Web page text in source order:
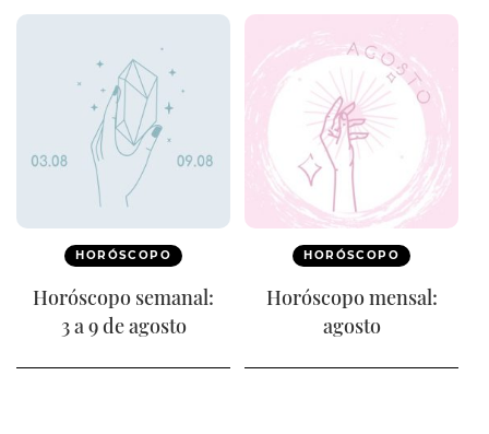
HORÓSCOPO
Horóscopo semanal:
3 a 9 de agosto
HORÓSCOPO
Horóscopo mensal:
agosto